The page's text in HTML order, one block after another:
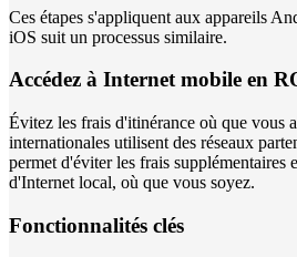
Ces étapes s'appliquent aux appareils
iOS suit un processus similaire.
Accédez à Internet mobile en
Évitez les frais d'itinérance où que vous
internationales utilisent des réseaux
permet d'éviter les frais supplémentaires
d'Internet local, où que vous soyez.
Fonctionnalités clés